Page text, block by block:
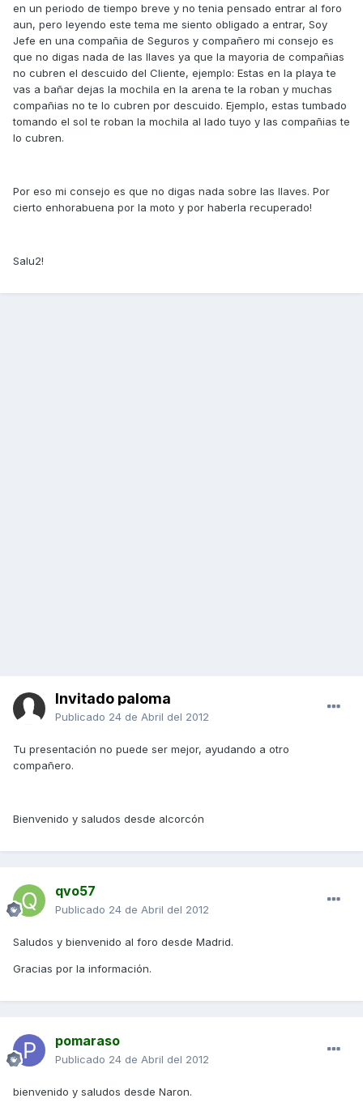
en un periodo de tiempo breve y no tenia pensado entrar al foro
aun, pero leyendo este tema me siento obligado a entrar, Soy
Jefe en una compañia de Seguros y compañero mi consejo es
que no digas nada de las llaves ya que la mayoria de compañias
no cubren el descuido del Cliente, ejemplo: Estas en la playa te
vas a bañar dejas la mochila en la arena te la roban y muchas
compañias no te lo cubren por descuido. Ejemplo, estas tumbado
tomando el sol te roban la mochila al lado tuyo y las compañias te
lo cubren.
Por eso mi consejo es que no digas nada sobre las llaves. Por
cierto enhorabuena por la moto y por haberla recuperado!
Salu2!
Invitado paloma
Publicado 24 de Abril del 2012
Tu presentación no puede ser mejor, ayudando a otro
compañero.
Bienvenido y saludos desde alcorcón
qvo57
Publicado 24 de Abril del 2012
Saludos y bienvenido al foro desde Madrid.
Gracias por la información.
pomaraso
Publicado 24 de Abril del 2012
bienvenido y saludos desde Naron.